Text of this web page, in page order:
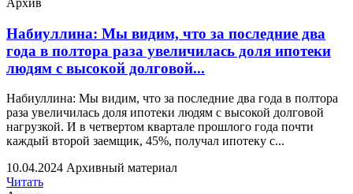
Архив
Набиуллина: Мы видим, что за последние два
года в полтора раза увеличилась доля ипотеки
людям с высокой долговой...
Набиуллина: Мы видим, что за последние два года в полтора
раза увеличилась доля ипотеки людям с высокой долговой
нагрузкой. И в четвертом квартале прошлого года почти
каждый второй заемщик, 45%, получал ипотеку с...
10.04.2024 Архивный материал
Читать